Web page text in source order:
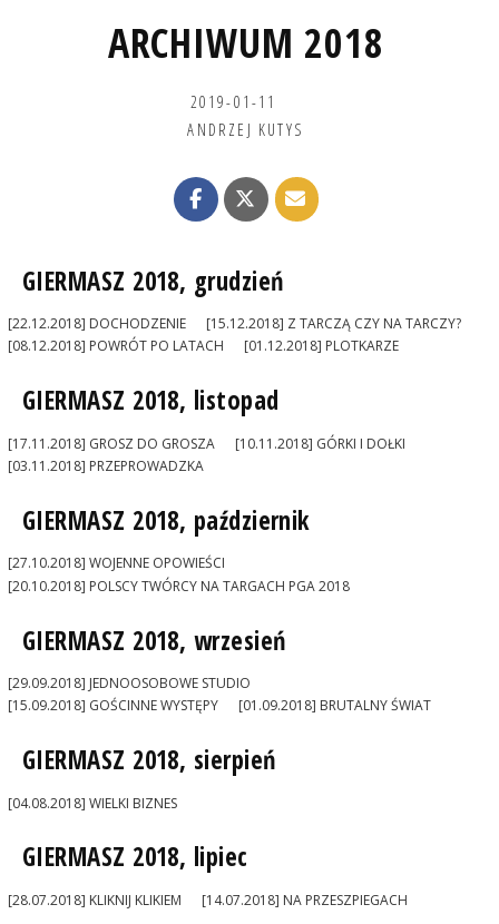
ARCHIWUM 2018
2019-01-11
ANDRZEJ KUTYS
GIERMASZ 2018, grudzień
[22.12.2018] DOCHODZENIE
[15.12.2018] Z TARCZĄ CZY NA TARCZY?
[08.12.2018] POWRÓT PO LATACH
[01.12.2018] PLOTKARZE
GIERMASZ 2018, listopad
[17.11.2018] GROSZ DO GROSZA
[10.11.2018] GÓRKI I DOŁKI
[03.11.2018] PRZEPROWADZKA
GIERMASZ 2018, październik
[27.10.2018] WOJENNE OPOWIEŚCI
[20.10.2018] POLSCY TWÓRCY NA TARGACH PGA 2018
GIERMASZ 2018, wrzesień
[29.09.2018] JEDNOOSOBOWE STUDIO
[15.09.2018] GOŚCINNE WYSTĘPY
[01.09.2018] BRUTALNY ŚWIAT
GIERMASZ 2018, sierpień
[04.08.2018] WIELKI BIZNES
GIERMASZ 2018, lipiec
[28.07.2018] KLIKNIJ KLIKIEM [14.07.2018] NA PRZESZPIEGACH